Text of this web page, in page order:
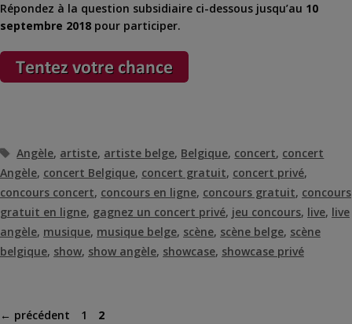
Répondez à la question subsidiaire ci-dessous jusqu’au 10
septembre 2018 pour participer.
Étiquettes
Angèle, artiste, artiste belge, Belgique, concert, concert
Angèle, concert Belgique, concert gratuit, concert privé,
concours concert, concours en ligne, concours gratuit, concours
gratuit en ligne, gagnez un concert privé, jeu concours, live, live
angèle, musique, musique belge, scène, scène belge, scène
belgique, show, show angèle, showcase, showcase privé
← précédent Page
1 Page
2